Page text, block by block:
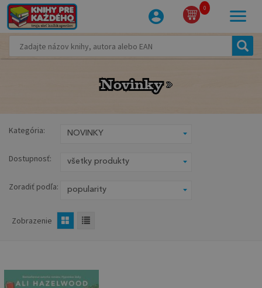
0
Novinky
Novinky
Kategória:
Dostupnosť:
Zoradiť podľa:
Zobrazenie